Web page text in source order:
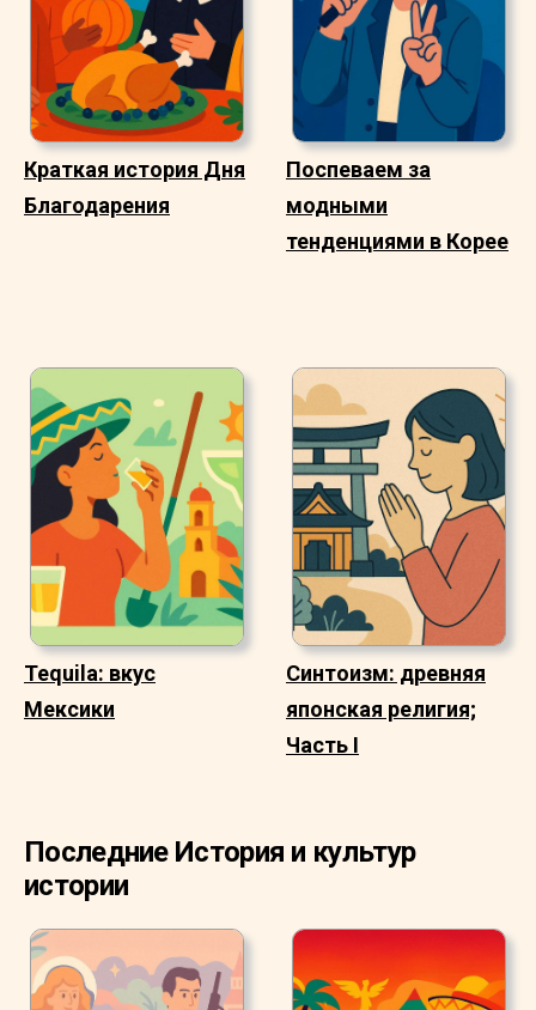
Краткая история Дня
Благодарения
Поспеваем за
модными
тенденциями в Корее
Tequila: вкус
Мексики
Синтоизм: древняя
японская религия;
Часть I
Последние История и культур
истории